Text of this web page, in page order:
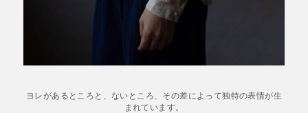
ヨレがあるところと、ないところ、その差によって独特の表情が生
まれています。